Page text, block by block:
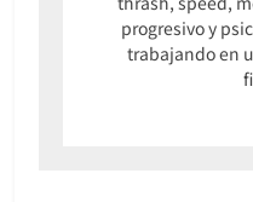
progresivo y
trabajando en